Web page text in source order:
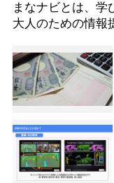
まなナビとは、学
大人のための情報